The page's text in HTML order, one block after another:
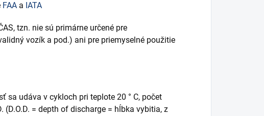
FAA a IATA
tzn. nie sú primárne určené pre
vozík a pod.) ani pre priemyselné použitie
sa udáva v cykloch pri teplote 20 ° C, počet
= depth of discharge = hĺbka vybitia, z